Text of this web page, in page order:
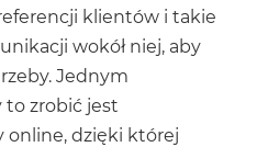
klientów i takie
wokół niej, aby
Jednym
to zrobić jest
online, dzięki której